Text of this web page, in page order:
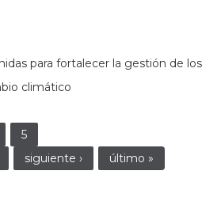
para fortalecer la gestión de los
climático
5
siguiente › último »